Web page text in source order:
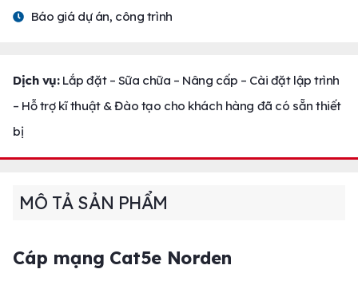
Báo giá dự án, công trình
Dịch vụ:Lắp đặt – Sữa chữa – Nâng cấp – Cài đặt lập trình
– Hỗ trợ kĩ thuật & Đào tạo cho khách hàng đã có sẵn thiết
bị
MÔ TẢ SẢN PHẨM
Cáp mạng Cat5e Norden